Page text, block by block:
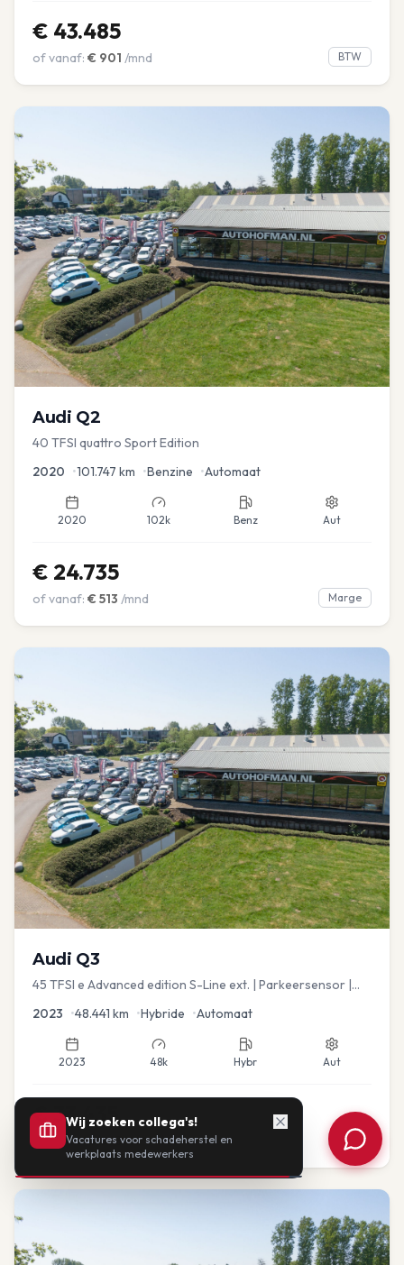
€ 43.485
of vanaf: € 901 /mnd BTW
Audi Q2
40 TFSI quattro Sport Edition
2020 •101.747 km •Benzine •Automaat
2020 102k Benz Aut
€ 24.735
of vanaf: € 513 /mnd Marge
Audi Q3
45 TFSI e Advanced edition S-Line ext. | Parkeersensor |
2023 •48.441 km •Hybride •Automaat
2023 48k Hybr Aut
€33.435
of vanaf: €693/mnd BTW
Wij zoeken collega's!
Vacatures voor schadeherstel en
werkplaats medewerkers